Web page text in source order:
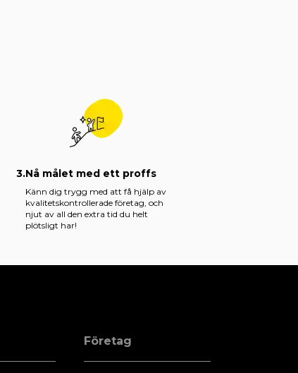
3.Nå målet med ett proffs
Känn dig trygg med att få hjälp av
kvalitetskontrollerade företag, och
njut av all den extra tid du helt
plötsligt har!
Företag